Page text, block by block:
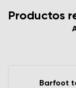
Productos
Barfoot